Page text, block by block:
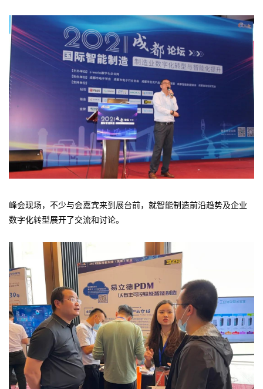
峰会现场，不少与会嘉宾来到展台前，就智能制造前沿趋势及企业
数字化转型展开了交流和讨论。